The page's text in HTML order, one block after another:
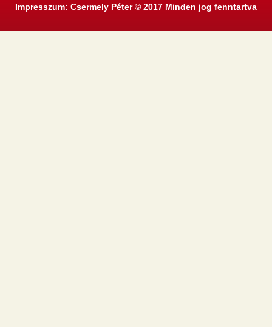
Impresszum: Csermely Péter © 2017 Minden jog fenntartva